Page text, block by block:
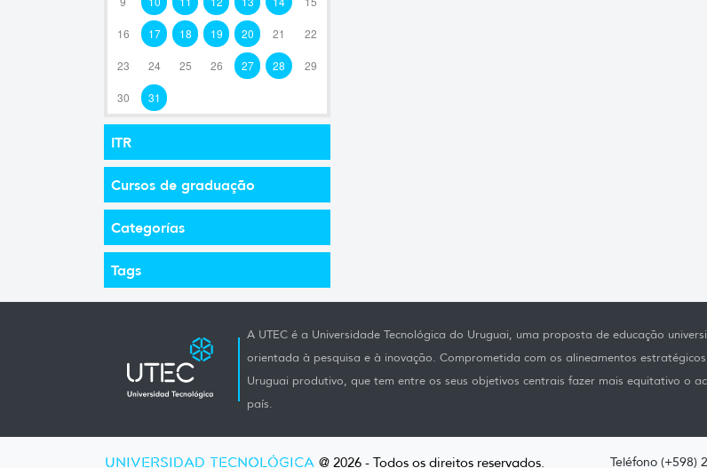
16 17 18 19 20 21 22
23 24 25 26 27 28 29
30 31
ITR
Cursos de graduação
Categorías
Tags
A UTEC é a Universidade Tecnológica do Uruguai, uma proposta de educação
orientada à pesquisa e à inovação. Comprometida com os alineamentos
Uruguai produtivo, que tem entre os seus objetivos centrais fazer mais equitativo o
país.
UNIVERSIDAD TECNOLÓGICA @ 2026 - Todos os direitos reservados. Teléfono (+598)